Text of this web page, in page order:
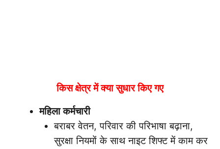
किस क्षेत्र में क्या सुधार किए गए
महिला कर्मचारी
बराबर वेतन, परिवार की परिभाषा बढ़ाना,
सुरक्षा नियमों के साथ नाइट शिफ्ट में काम कर